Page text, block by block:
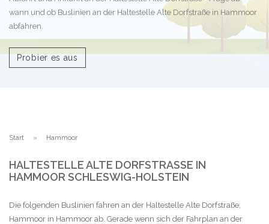
wann und ob Buslinien an der Haltestelle Alte Dorfstraße in Hammoor
abfahren.
Probier es aus
Start Hammoor
HALTESTELLE ALTE DORFSTRASSE IN H
AMMOOR SCHLESWIG-HOLSTEIN
Die folgenden Buslinien fahren an der Haltestelle Alte Dorfstraße,
Hammoor in Hammoor ab. Gerade wenn sich der Fahrplan an der